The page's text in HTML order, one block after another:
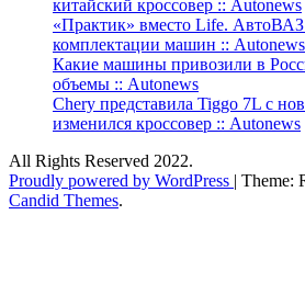
китайский кроссовер :: Autonews
«Практик» вместо Life.
комплектации машин :: Autonews
Какие машины привозили в
объемы :: Autonews
Chery представила Tiggo 7L с
изменился кроссовер :: Autonews
All Rights Reserved 2022.
Proudly powered by WordPress | Theme:
Candid Themes.